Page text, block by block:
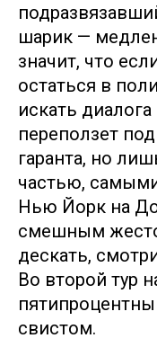
шарик —
значит, что
остаться в
искать
переползет
гаранта, но
частью,
Нью Йорк на
смешным
дескать,
Во второй тур
свистом.